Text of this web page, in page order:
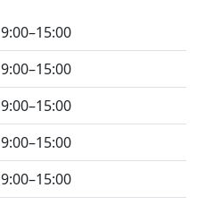
9:00–15:00
9:00–15:00
9:00–15:00
9:00–15:00
9:00–15:00